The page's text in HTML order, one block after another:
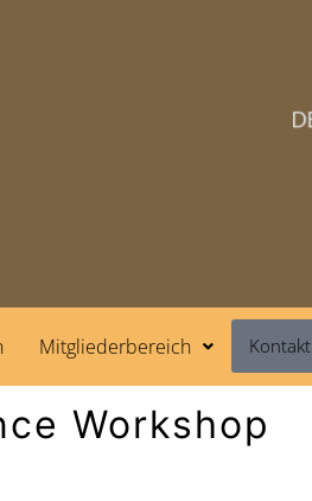
Mitgliederbereich Kontakt
Workshop